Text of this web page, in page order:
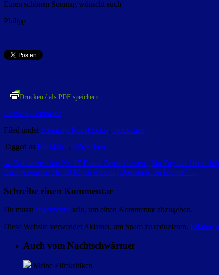
Einen schönen Sonntag wünscht euch
Philipp
Drucken / als PDF speichern
Leave a Comment
Filed under Sonntags Rückblicker, Stöckchen
Tagged as Rückblick, Stöckchen
← Buchrezension Nr. 17 Diane Broeckhoven „Ein Tag mit Herrn
Buchrezension Nr. 18 Mitch Albom „Dienstags bei Morrie“ →
Schreibe einen Kommentar
Du musst angemeldet sein, um einen Kommentar abzugeben.
Diese Website verwendet Akismet, um Spam zu reduzieren. Erfahre
Auch vom Nachtschwärmer
Meine Filmkritiken